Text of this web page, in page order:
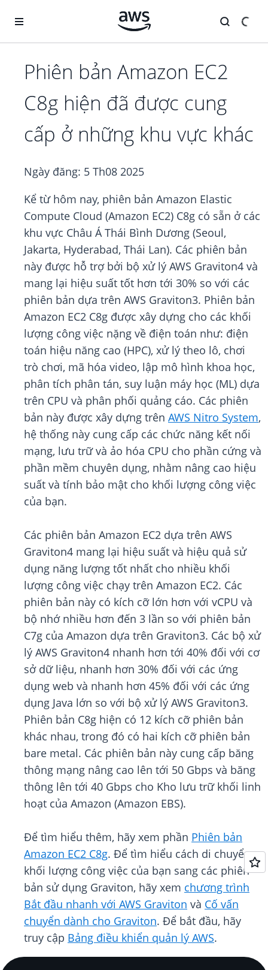
Phiên bản Amazon EC2
C8g hiện đã được cung
cấp ở những khu vực khác
Ngày đăng: 5 Th08 2025
Kể từ hôm nay, phiên bản Amazon Elastic
Compute Cloud (Amazon EC2) C8g có sẵn ở các
khu vực Châu Á Thái Bình Dương (Seoul,
Jakarta, Hyderabad, Thái Lan). Các phiên bản
này được hỗ trợ bởi bộ xử lý AWS Graviton4 và
mang lại hiệu suất tốt hơn tới 30% so với các
phiên bản dựa trên AWS Graviton3. Phiên bản
Amazon EC2 C8g được xây dựng cho các khối
lượng công việc nặng về điện toán như: điện
toán hiệu năng cao (HPC), xử lý theo lô, chơi
trò chơi, mã hóa video, lập mô hình khoa học,
phân tích phân tán, suy luận máy học (ML) dựa
trên CPU và phân phối quảng cáo. Các phiên
bản này được xây dựng trên AWS Nitro System,
hệ thống này cung cấp các chức năng kết nối
mạng, lưu trữ và ảo hóa CPU cho phần cứng và
phần mềm chuyên dụng, nhằm nâng cao hiệu
suất và tính bảo mật cho khối lượng công việc
của bạn.
Các phiên bản Amazon EC2 dựa trên AWS
Graviton4 mang lại hiệu suất và hiệu quả sử
dụng năng lượng tốt nhất cho nhiều khối
lượng công việc chạy trên Amazon EC2. Các
phiên bản này có kích cỡ lớn hơn với vCPU và
bộ nhớ nhiều hơn đến 3 lần so với phiên bản
C7g của Amazon dựa trên Graviton3. Các bộ xử
lý AWS Graviton4 nhanh hơn tới 40% đối với cơ
sở dữ liệu, nhanh hơn 30% đối với các ứng
dụng web và nhanh hơn 45% đối với các ứng
dụng Java lớn so với bộ xử lý AWS Graviton3.
Phiên bản C8g hiện có 12 kích cỡ phiên bản
khác nhau, trong đó có hai kích cỡ phiên bản
bare metal. Các phiên bản này cung cấp băng
thông mạng nâng cao lên tới 50 Gbps và băng
thông lên tới 40 Gbps cho Kho lưu trữ khối linh
hoạt của Amazon (Amazon EBS).
Để tìm hiểu thêm, hãy xem phần Phiên bản
Amazon EC2 C8g. Để tìm hiểu cách di chuyển
khối lượng công việc của bạn sang các phiên
bản sử dụng Graviton, hãy xem chương trình
Bắt đầu nhanh với AWS Graviton và Cố vấn
chuyển dành cho Graviton. Để bắt đầu, hãy
truy cập Bảng điều khiển quản lý AWS.